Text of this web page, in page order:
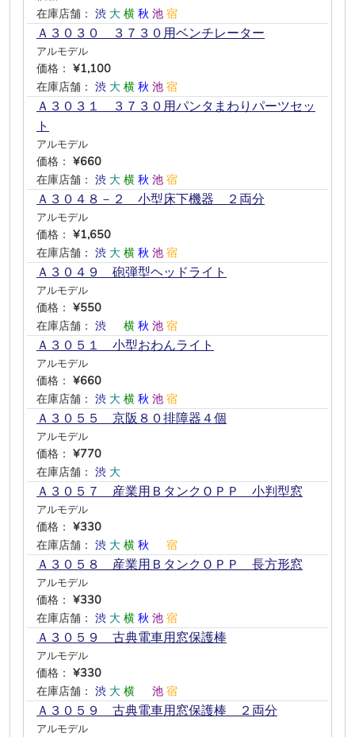
在庫店舗： 渋 大 横 秋 池 宿
Ａ３０３０ ３７３０用ベンチレーター
アルモデル
価格： ¥1,100
在庫店舗： 渋 大 横 秋 池 宿
Ａ３０３１ ３７３０用パンタまわりパーツセッ
ト
アルモデル
価格： ¥660
在庫店舗： 渋 大 横 秋 池 宿
Ａ３０４８－２ 小型床下機器 ２両分
アルモデル
価格： ¥1,650
在庫店舗： 渋 大 横 秋 池 宿
Ａ３０４９ 砲弾型ヘッドライト
アルモデル
価格： ¥550
在庫店舗： 渋 横 秋 池 宿
Ａ３０５１ 小型おわんライト
アルモデル
価格： ¥660
在庫店舗： 渋 大 横 秋 池 宿
Ａ３０５５ 京阪８０排障器４個
アルモデル
価格： ¥770
在庫店舗： 渋 大
Ａ３０５７ 産業用ＢタンクＯＰＰ 小判型窓
アルモデル
価格： ¥330
在庫店舗： 渋 大 横 秋 宿
Ａ３０５８ 産業用ＢタンクＯＰＰ 長方形窓
アルモデル
価格： ¥330
在庫店舗： 渋 大 横 秋 池 宿
Ａ３０５９ 古典電車用窓保護棒
アルモデル
価格： ¥330
在庫店舗： 渋 大 横 池 宿
Ａ３０５９ 古典電車用窓保護棒 ２両分
アルモデル